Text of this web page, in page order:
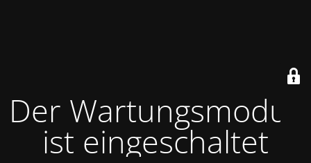
Der Wartungsmodus
ist eingeschaltet